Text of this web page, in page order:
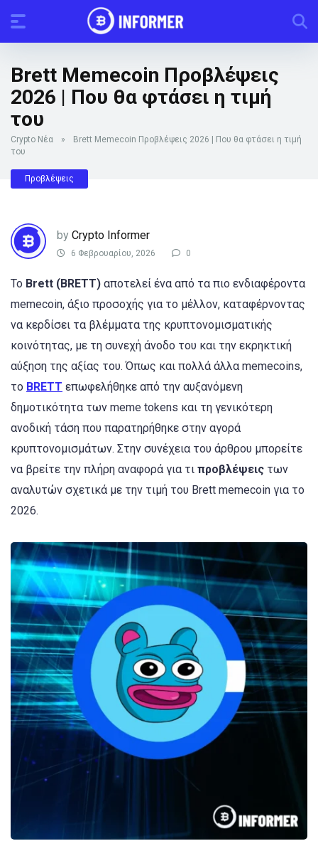
Brett Memecoin Προβλέψεις
2026 | Που θα φτάσει η τιμή
του
Crypto Νέα »
Brett Memecoin Προβλέψεις 2026 | Που θα φτάσει η τιμή
του
Προβλέψεις
by Crypto Informer
6 Φεβρουαρίου, 2026 0
Το Brett (BRETT) αποτελεί ένα από τα πιο ενδιαφέροντα
memecoin, άξιο προσοχής για το μέλλον, καταφέρνοντας
να κερδίσει τα βλέμματα της κρυπτονομισματικής
κοινότητας, με τη συνεχή άνοδο του και την εκρηκτική
αύξηση της αξίας του. Όπως και πολλά άλλα memecoins,
το BRETT επωφελήθηκε από την αυξανόμενη
δημοτικότητα των meme tokens και τη γενικότερη
ανοδική τάση που παρατηρήθηκε στην αγορά
κρυπτονομισμάτων. Στην συνέχεια του άρθρου μπορείτε
να βρείτε την πλήρη αναφορά για τι προβλέψεις των
αναλυτών σχετικά με την τιμή του Brett memecoin για το
2026.